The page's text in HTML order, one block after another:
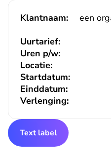
Klantnaam:
een
Uurtarief:
Uren p/w:
Locatie:
Verlenging:
Einddatum:
Startdatum:
Text label